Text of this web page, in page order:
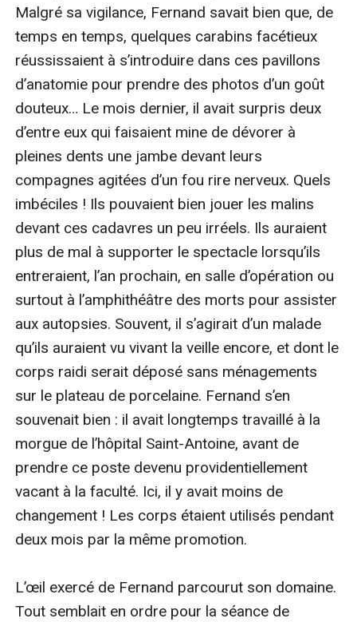
Malgré sa vigilance, Fernand savait bien que, de
temps en temps, quelques carabins facétieux
réussissaient à s’introduire dans ces pavillons
d’anatomie pour prendre des photos d’un goût
douteux… Le mois dernier, il avait surpris deux
d’entre eux qui faisaient mine de dévorer à
pleines dents une jambe devant leurs
compagnes agitées d’un fou rire nerveux. Quels
imbéciles ! Ils pouvaient bien jouer les malins
devant ces cadavres un peu irréels. Ils auraient
plus de mal à supporter le spectacle lorsqu’ils
entreraient, l’an prochain, en salle d’opération ou
surtout à l’amphithéâtre des morts pour assister
aux autopsies. Souvent, il s’agirait d’un malade
qu’ils auraient vu vivant la veille encore, et dont le
corps raidi serait déposé sans ménagements
sur le plateau de porcelaine. Fernand s’en
souvenait bien : il avait longtemps travaillé à la
morgue de l’hôpital Saint-Antoine, avant de
prendre ce poste devenu providentiellement
vacant à la faculté. Ici, il y avait moins de
changement ! Les corps étaient utilisés pendant
deux mois par la même promotion.
L’œil exercé de Fernand parcourut son domaine.
Tout semblait en ordre pour la séance de